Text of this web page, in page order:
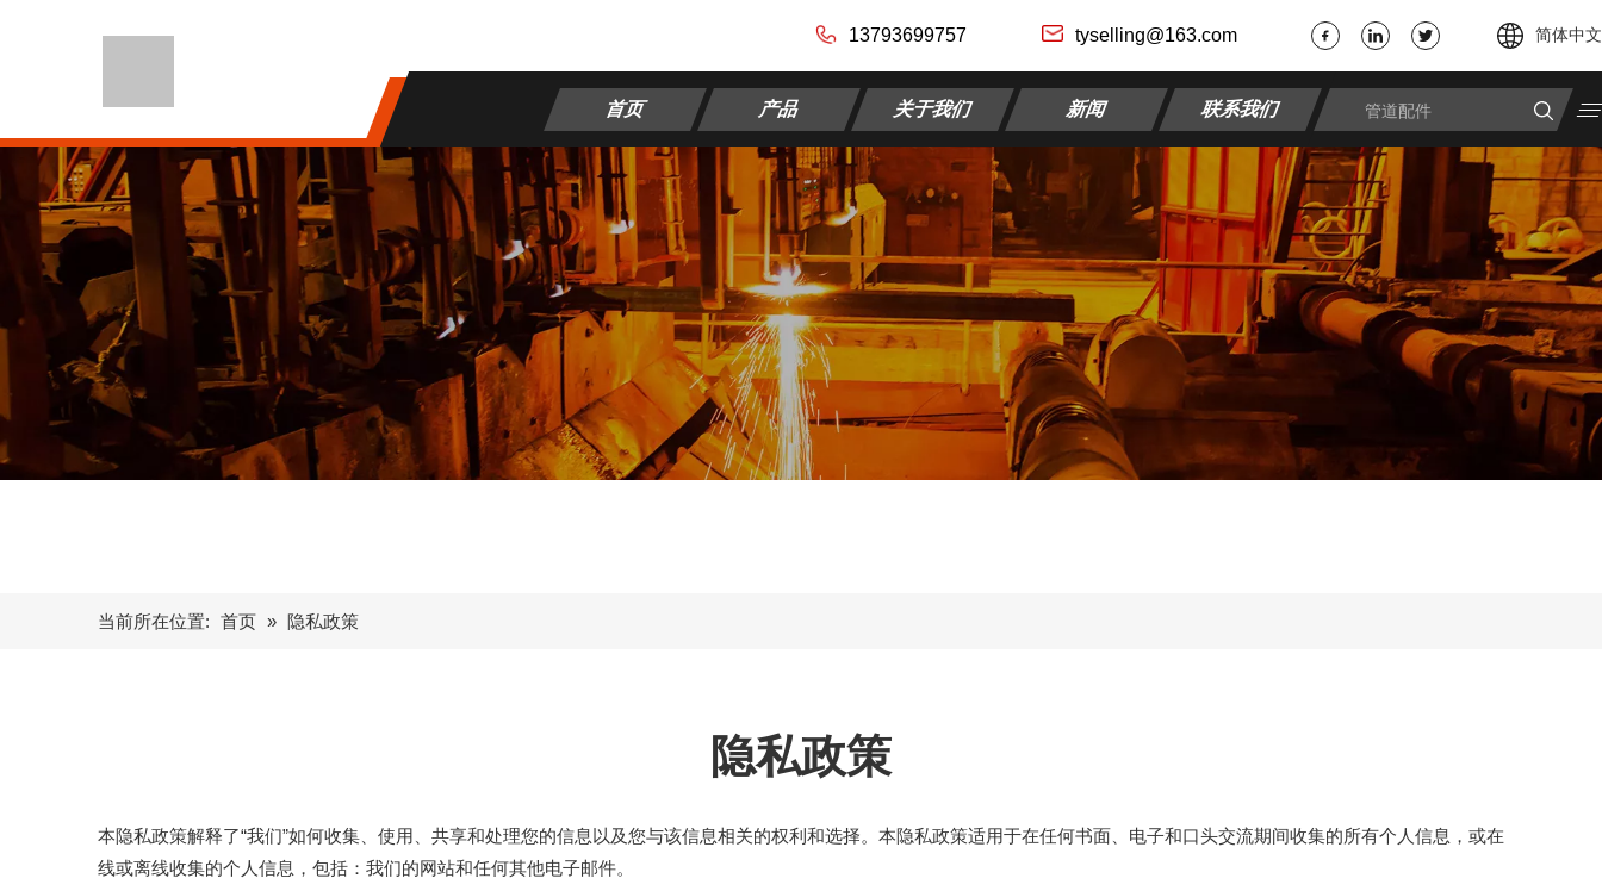
13793699757 tyselling@163.com 简体中文
首页 产品 关于我们 新闻 联系我们
当前所在位置: 首页 » 隐私政策
隐私政策
本隐私政策解释了“我们”如何收集、使用、共享和处理您的信息以及您与该信息相关的权利和选择。本隐私政策适用于在任何书面、电子和口头交流期间收集的所有个人信息，或在
线或离线收集的个人信息，包括：我们的网站和任何其他电子邮件。